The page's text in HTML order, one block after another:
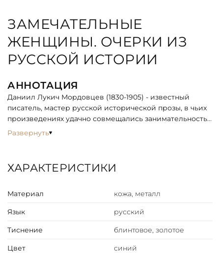
ЗАМЕЧАТЕЛЬНЫЕ
ЖЕНЩИНЫ. ОЧЕРКИ ИЗ
РУССКОЙ ИСТОРИИ
АННОТАЦИЯ
Даниил Лукич Мордовцев (1830-1905) - известный
писатель, мастер русской исторической прозы, в чьих
произведениях удачно совмещались занимательность
и достоверность. В этой книге мы представляем
портретов замечательных русских женщин от времен
"допетровской Руси" до середины XIX века.
воскрешают интереснейших персонажей
Глинскую, жен Ивана Грозного, Ирину и Ксению
Годуновых, Марину Мнишек, Ксению Романову, Анну
Меншикову и Екатерину Долгорукую и тех, кого можно
Развернуть
ХАРАКТЕРИСТИКИ
Материал кожа, металл
Язык русский
Тиснение блинтовое, золотое
Цвет синий